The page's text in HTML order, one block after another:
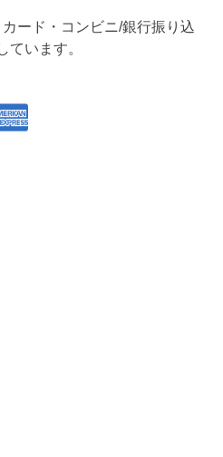
ード・コンビニ/銀行振り込
ています。